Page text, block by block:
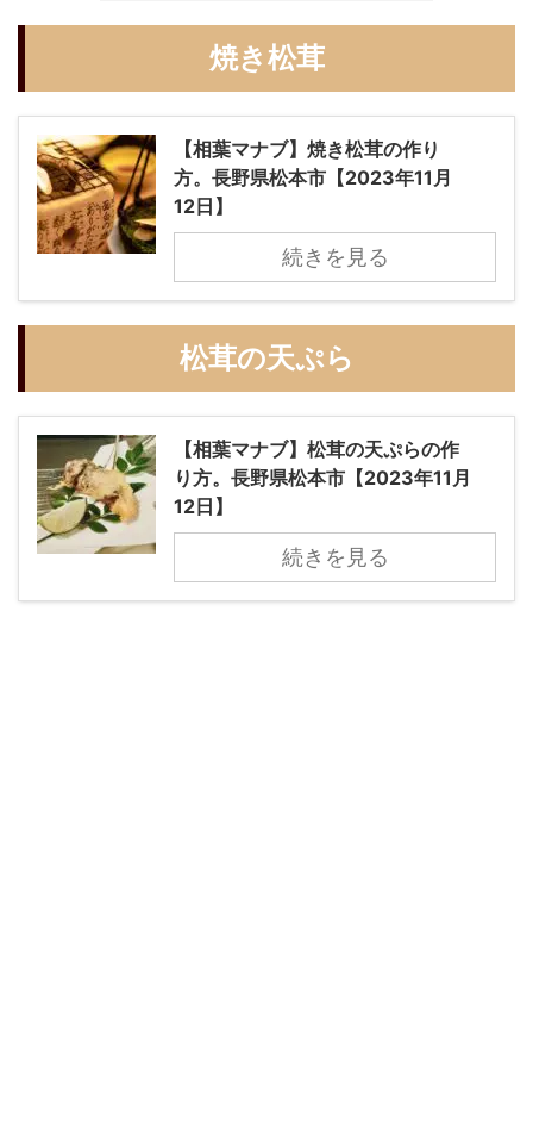
焼き松茸
【相葉マナブ】焼き松茸の作り
方。長野県松本市【2023年11月
12日】
続きを見る
松茸の天ぷら
【相葉マナブ】松茸の天ぷらの作
り方。長野県松本市【2023年11月
12日】
続きを見る